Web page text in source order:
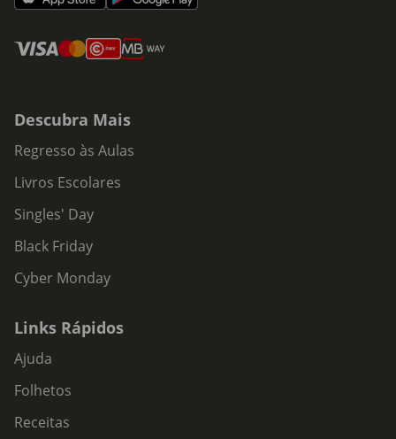
Descubra Mais
Regresso às Aulas
Livros Escolares
Singles' Day
Black Friday
Cyber Monday
Links Rápidos
Ajuda
Folhetos
Receitas